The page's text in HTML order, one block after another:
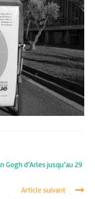
Gogh d’Arles jusqu’au 29
Article suivant